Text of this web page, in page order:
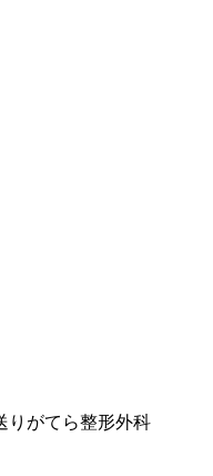
りがてら整形外科